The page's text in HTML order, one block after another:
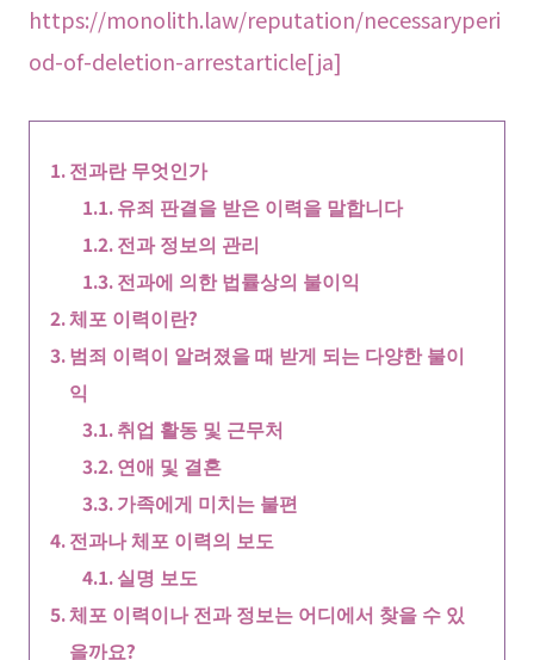
https://monolith.law/reputation/necessaryperi
od-of-deletion-arrestarticle[ja]
전과란 무엇인가
유죄 판결을 받은 이력을 말합니다
전과 정보의 관리
전과에 의한 법률상의 불이익
체포 이력이란?
범죄 이력이 알려졌을 때 받게 되는 다양한 불이
익
취업 활동 및 근무처
연애 및 결혼
가족에게 미치는 불편
전과나 체포 이력의 보도
실명 보도
체포 이력이나 전과 정보는 어디에서 찾을 수 있
을까요?